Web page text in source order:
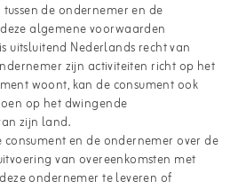
de ondernemer en de
algemene voorwaarden
uitsluitend Nederlands recht van
zijn activiteiten richt op het
woont, kan de consument ook
op het dwingende
zijn land.
consument en de ondernemer over de
van overeenkomsten met
ondernemer te leveren of